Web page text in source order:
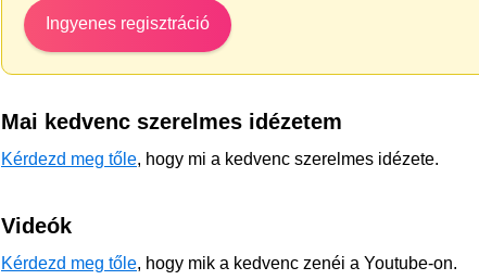
Ingyenes regisztráció
Mai kedvenc szerelmes idézetem
Kérdezd meg tőle, hogy mi a kedvenc szerelmes idézete.
Videók
Kérdezd meg tőle, hogy mik a kedvenc zenéi a Youtube-on.